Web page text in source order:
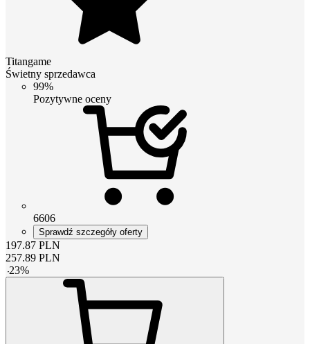
Titangame
Świetny sprzedawca
99%
Pozytywne oceny
6606
Sprawdź szczegóły oferty
197.87 PLN
257.89 PLN
-23%